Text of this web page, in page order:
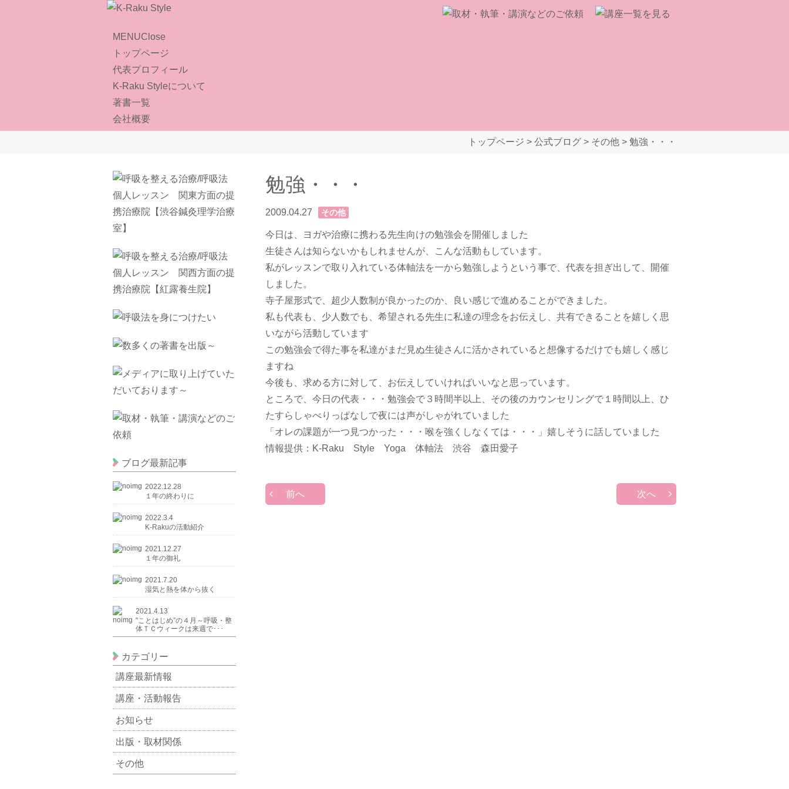
MENUClose
トップページ
代表プロフィール
K-Raku Styleについて
著書一覧
会社概要
トップページ > 公式ブログ > その他 > 勉強・・・
勉強・・・
2009.04.27 その他
今日は、ヨガや治療に携わる先生向けの勉強会を開催しました
生徒さんは知らないかもしれませんが、こんな活動もしています。
私がレッスンで取り入れている体軸法を一から勉強しようという事で、代表を担ぎ出して、開催
しました。
寺子屋形式で、超少人数制が良かったのか、良い感じで進めることができました。
私も代表も、少人数でも、希望される先生に私達の理念をお伝えし、共有できることを嬉しく思
いながら活動しています
この勉強会で得た事を私達がまだ見ぬ生徒さんに活かされていると想像するだけでも嬉しく感じ
ますね
今後も、求める方に対して、お伝えしていければいいなと思っています。
ところで、今日の代表・・・勉強会で３時間半以上、その後のカウンセリングで１時間以上、ひ
たすらしゃべりっぱなしで夜には声がしゃがれていました
「オレの課題が一つ見つかった・・・喉を強くしなくては・・・」嬉しそうに話していました
情報提供：K-Raku Style Yoga 体軸法 渋谷 森田愛子
前へ 次へ
ブログ最新記事
2022.12.28
１年の終わりに
2022.3.4
K-Rakuの活動紹介
2021.12.27
１年の御礼
2021.7.20
湿気と熱を体から抜く
2021.4.13
"ことはじめ”の４月～呼吸・整
体ＴＣウィークは来週で･･･
カテゴリー
講座最新情報
講座・活動報告
お知らせ
出版・取材関係
その他